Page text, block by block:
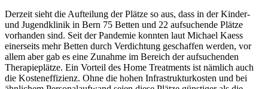
Derzeit sieht die Aufteilung der Plätze so aus, dass in der Kinder-
und Jugendklinik in Bern 75 Betten und 22 aufsuchende Plätze
vorhanden sind. Seit der Pandemie konnten laut Michael Kaess
einerseits mehr Betten durch Verdichtung geschaffen werden, vor
allem aber gab es eine Zunahme im Bereich der aufsuchenden
Therapieplätze. Ein Vorteil des Home Treatments ist nämlich auch
die Kosteneffizienz. Ohne die hohen Infrastrukturkosten und bei